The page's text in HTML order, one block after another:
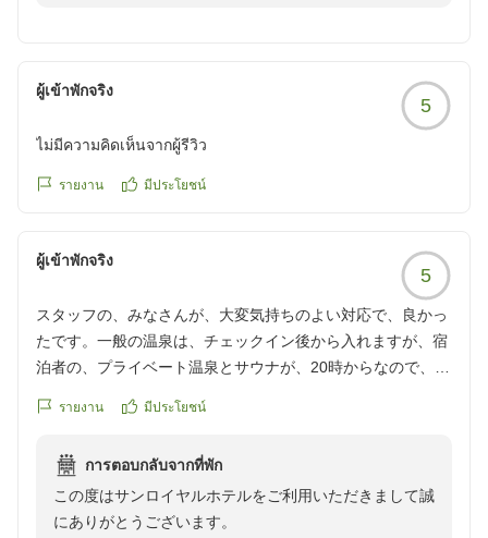
思います。
今後もより良いサービスを目指して努力してまいりま
す。
この度はお忙しい中ご投稿いただきまして誠にありがと
うございます。
ผู้เข้าพักจริง
5
ไม่มีความคิดเห็นจากผู้รีวิว
รายงาน มีประโยชน์
ผู้เข้าพักจริง
5
スタッフの、みなさんが、大変気持ちのよい対応で、良かっ
たです。一般の温泉は、チェックイン後から入れますが、宿
泊者の、プライベート温泉とサウナが、20時からなので、こ
なく、疲れが、取れます。何か工夫されたら、いかがでしょ
がとございました。
รายงาน มีประโยชน์
การตอบกลับจากที่พัก
この度はサンロイヤルホテルをご利用いただきまして誠
にありがとうございます。